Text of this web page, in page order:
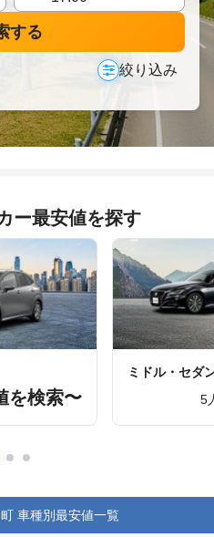
する
絞り込み
ー最安値を探す
を検索〜
ミドル・セダ
5
町 車種別最安値一覧